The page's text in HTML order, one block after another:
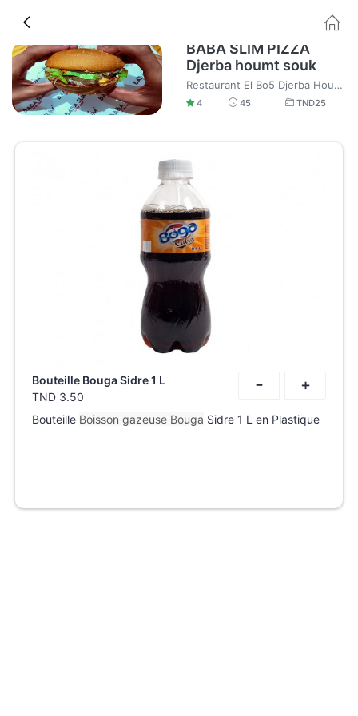
BABA SLIM PIZZA
Djerba houmt souk
Restaurant El Bo5 Djerba Houmt Souk Fast food Pizza et Burger Livraison à domicile soignée.
4 45 TND25
- +
Bouteille Bouga Sidre 1 L
TND 3.50
Bouteille Boisson gazeuse Bouga Sidre 1 L en Plastique